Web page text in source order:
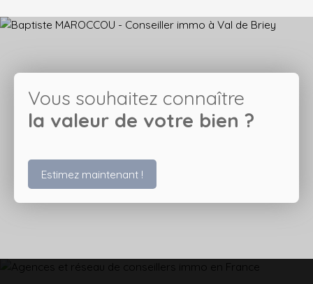
Vous souhaitez connaître
la valeur de votre bien ?
Estimez maintenant !